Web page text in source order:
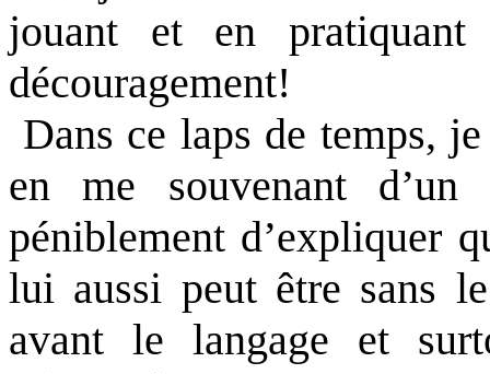
jouant et en
découragement!
Dans ce laps de temps,
en me souvenant
péniblement d’expliquer
lui aussi peut être sans
avant le langage et